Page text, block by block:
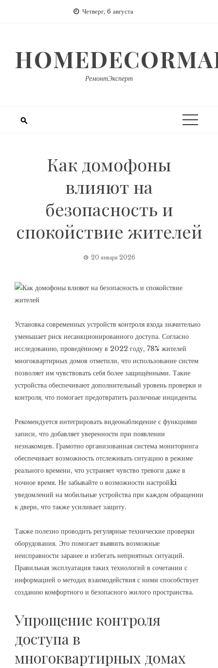
Четверг, 6 августа
РемонтЭксперт
Как домофоны
влияют на
безопасность и
спокойствие жителей
20 января 2026
Установка современных устройств контроля входа значительно
уменьшает риск несанкционированного доступа. Согласно
исследованию, проведённому в 2022 году, 78% жителей
многоквартирных домов отметили, что использование систем
позволяет им чувствовать себя более защищёнными. Такие
устройства обеспечивают дополнительный уровень проверки и
контроля, что помогает предотвратить различные инциденты.
Рекомендуется интегрировать видеонаблюдение с функциями
записи, что добавляет уверенности при появлении
незнакомцев. Грамотно организованная система мониторинга
обеспечивает возможность отслеживать ситуацию в режиме
реального времени, что устраняет чувство тревоги даже в
ночное время. Не забывайте о возможности настройki
уведомлений на мобильные устройства при каждом обращении
к двери, что также усиливает защиту.
Также полезно проводить регулярные технические проверки
оборудования. Это помогает выявить возможные
неисправности заранее и избегать неприятных ситуаций.
Правильная эксплуатация таких технологий в сочетании с
информацией о методах взаимодействия с ними способствует
созданию комфортного и безопасного жилого пространства.
Упрощение контроля
доступа в
многоквартирных домах